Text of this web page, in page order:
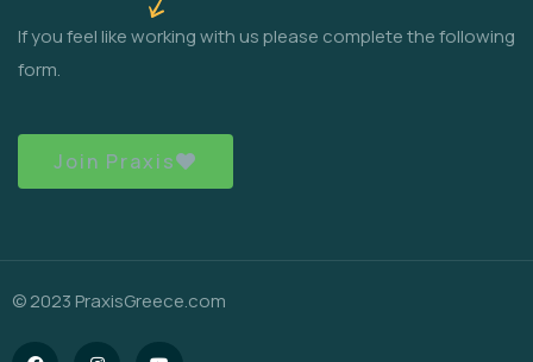
If you feel like working with us please complete the following
form.
Join Praxis
© 2023 PraxisGreece.com